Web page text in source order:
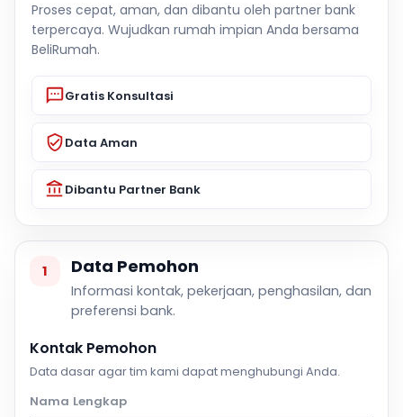
Proses cepat, aman, dan dibantu oleh partner bank
terpercaya. Wujudkan rumah impian Anda bersama
BeliRumah.
Gratis Konsultasi
Data Aman
Dibantu Partner Bank
1 Data Pemohon
Informasi kontak, pekerjaan, penghasilan, dan
preferensi bank.
Kontak Pemohon
Data dasar agar tim kami dapat menghubungi Anda.
Nama Lengkap